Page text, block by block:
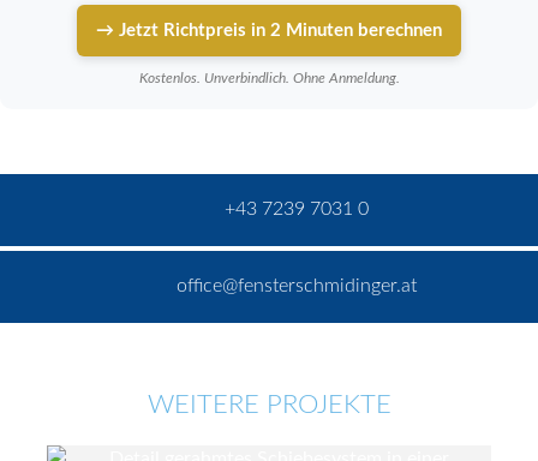
→ Jetzt Richtpreis in 2 Minuten berechnen
Kostenlos. Unverbindlich. Ohne Anmeldung.
+43 7239 7031 0
office@fensterschmidinger.at
WEITERE PROJEKTE